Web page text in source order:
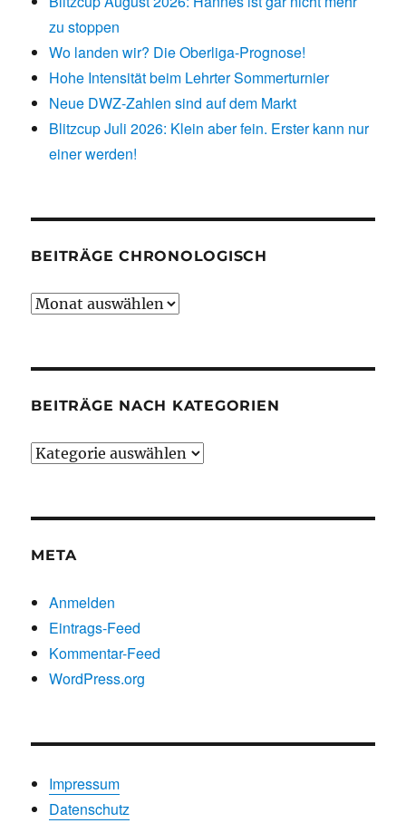
zu stoppen
Wo landen wir? Die Oberliga-Prognose!
Hohe Intensität beim Lehrter Sommerturnier
Neue DWZ-Zahlen sind auf dem Markt
Blitzcup Juli 2026: Klein aber fein. Erster kann nur
einer werden!
BEITRÄGE CHRONOLOGISCH
Beiträge
BEITRÄGE NACH KATEGORIEN
Beiträge
META
Anmelden
Eintrags-Feed
Kommentar-Feed
WordPress.org
Impressum
Datenschutz